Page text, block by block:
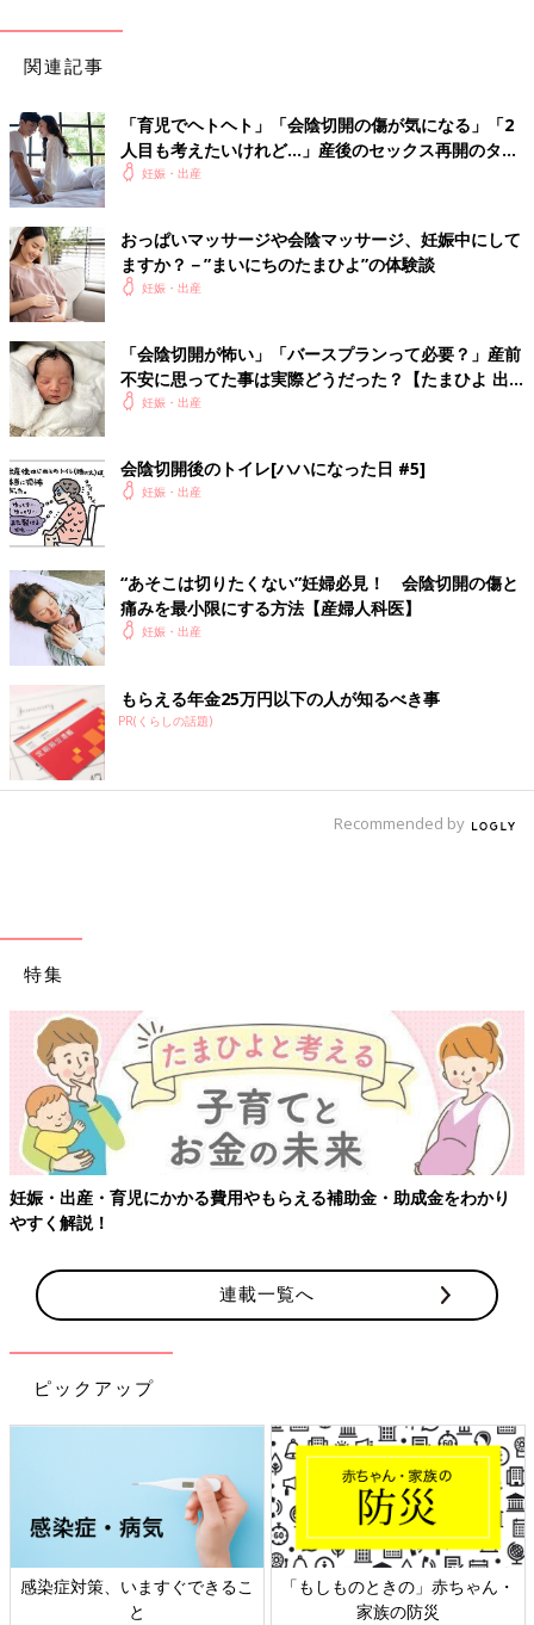
関連記事
「育児でヘトヘト」「会陰切開の傷が気になる」「2
人目も考えたいけれど…」産後のセックス再開のタイ
ミングは？
妊娠・出産
おっぱいマッサージや会陰マッサージ、妊娠中にして
ますか？－”まいにちのたまひよ”の体験談
妊娠・出産
「会陰切開が怖い」「バースプランって必要？」産前
不安に思ってた事は実際どうだった？【たまひよ 出
産体験談】
妊娠・出産
会陰切開後のトイレ[ハハになった日 #5]
妊娠・出産
“あそこは切りたくない”妊婦必見！ 会陰切開の傷と
痛みを最小限にする方法【産婦人科医】
妊娠・出産
もらえる年金25万円以下の人が知るべき事
PR(くらしの話題)
Recommended by
特集
かかる費用やもらえる補助金・助成金をわかり 【ワクチン接種
連載一覧へ
ピックアップ
ますぐできるこ
「もしものときの」赤ちゃん・
日本外来小